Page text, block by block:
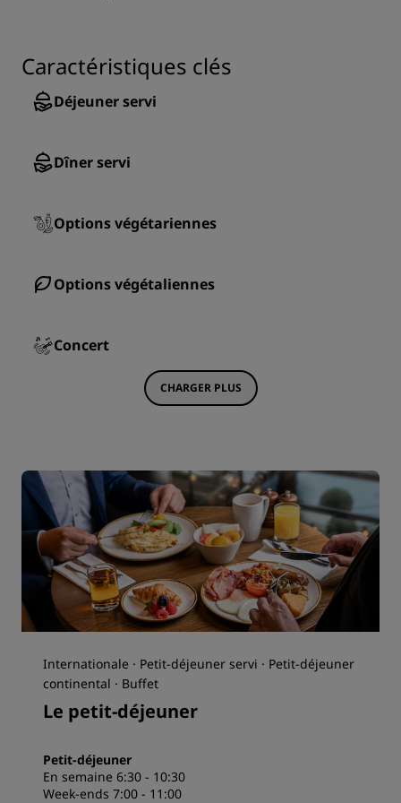
Caractéristiques clés
Déjeuner servi
Dîner servi
Options végétariennes
Options végétaliennes
Concert
CHARGER PLUS
Internationale · Petit-déjeuner servi · Petit-déjeuner
continental · Buffet
Le petit-déjeuner
Petit-déjeuner
En semaine 6:30 - 10:30
Week-ends 7:00 - 11:00